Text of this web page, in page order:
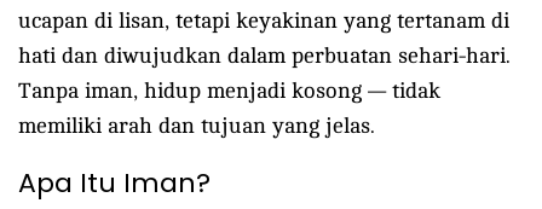
ucapan di lisan, tetapi keyakinan yang tertanam di
hati dan diwujudkan dalam perbuatan sehari-hari.
Tanpa iman, hidup menjadi kosong — tidak
memiliki arah dan tujuan yang jelas.
Apa Itu Iman?